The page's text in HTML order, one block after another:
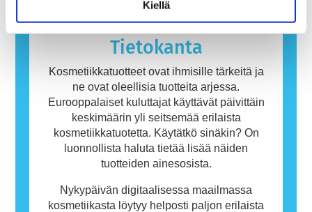
Kiellä
allergeeniksi. Kosmetiikka- ja
henkilökohtaisen hygienian tuotteet saattavat
sisältää ainesosia, jotka voivat olla joillekin
ihmisille allergisoivia. Tämä ei kuitenkaan
tarkoita, ettei muiden olisi turvallista käyttää
Tietokanta
Kosmetiikkatuotteet ovat ihmisille tärkeitä ja
ne ovat oleellisia tuotteita arjessa.
Eurooppalaiset kuluttajat käyttävät päivittäin
keskimäärin yli seitsemää erilaista
kosmetiikkatuotetta. Käytätkö sinäkin? On
luonnollista haluta tietää lisää näiden
tuotteiden ainesosista.
Nykypäivän digitaalisessa maailmassa
kosmetiikasta löytyy helposti paljon erilaista